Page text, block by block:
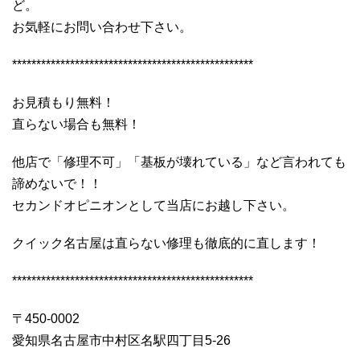
ど。
お気軽にお問い合わせ下さい。
**************************************************
お見積もり無料！
直らない場合も無料！
他店で「修理不可」「基板が壊れている」など言われても
諦めないで！！
セカンドオピニオンとして当店にお越し下さい。
クイック名古屋は直らない修理も徹底的に直します！
**************************************************
〒450-0002
愛知県名古屋市中村区名駅四丁目5-26